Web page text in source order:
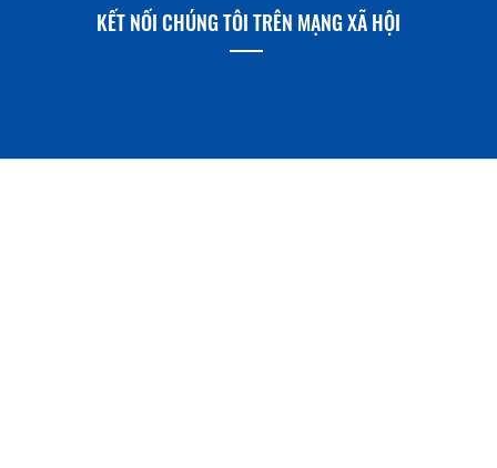
KẾT NỐI CHÚNG TÔI TRÊN MẠNG XÃ HỘI